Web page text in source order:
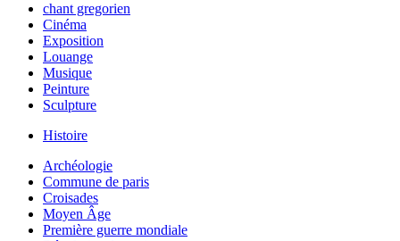
chant gregorien
Cinéma
Exposition
Louange
Musique
Peinture
Sculpture
Histoire
Archéologie
Commune de paris
Croisades
Moyen Âge
Première guerre mondiale